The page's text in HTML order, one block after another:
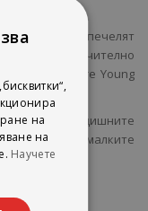
30 езика и печелят
включително
и „Lincolnshire Young
списък на годишните
избират от малките
на
на
Научете